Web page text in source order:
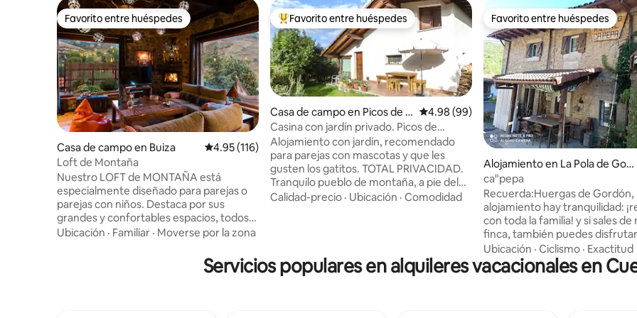
Favorito entre huéspedes
Favorito entre huéspedes
Casa de campo en Buiza Calificación promedio: 4.95 de 5, 116 reseñas
4.95 (116)
Loft de Montaña
Nuestro LOFT de MONTAÑA está
especialmente diseñado para parejas o
parejas con niños. Destaca por sus
grandes y confortables espacios, todos
ellos con fantásticas vistas a las
panorámicas. -Cocina muy bien
equipada. -Cama abatible de matrimonio
Ubicación · Familiar · Moverse por la zona
Favorito entre huéspedes preferido
Favorito entre huéspedes
Casa de campo en Picos de E
uropa
Calificación promedio: 4.98 de 5, 99 reseñas
4.98 (99)
Casina con jardín privado. Picos de
Europa.
Alojamiento con jardín, recomendado
para parejas con mascotas y que les
gusten los gatitos. TOTAL PRIVACIDAD.
Tranquilo pueblo de montaña, a pie del
Parque Nacional de Picos de Europa, no
DE ONÍS (20 minut.). WIFI. TV MOVISTAR
PLUS. Últimos 3 km por buena carretera
Calidad-precio · Ubicación · Comodidad
Favorito entre huéspedes
Favorito entre huéspedes
Alojamiento en La Pola de Gord
ón
ca"pepa
Recuerda:Huergas de Gordón,
alojamiento hay tranquilidad:
con toda la familia! y si sales de
finca, también puedes
rutas que puede hacer toda la
pie o en bicicleta, y los
Mountain Bike en las pistas de
Ubicación · Ciclismo · Exactitud
Servicios populares en alquileres vacacionales en